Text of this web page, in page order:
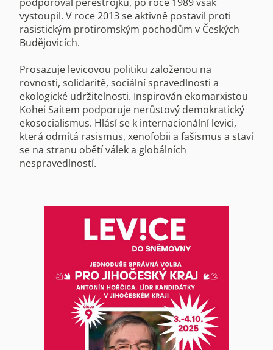
vystoupil. V roce 2013 se aktivně postavil proti
rasistickým protiromským pochodům v Českých
Budějovicích.
Prosazuje levicovou politiku založenou na
rovnosti, solidaritě, sociální spravedlnosti a
ekologické udržitelnosti. Inspirován ekomarxistou
Kohei Saitem podporuje nerůstový demokratický
ekosocialismus. Hlásí se k internacionální levici,
která odmítá rasismus, xenofobii a fašismus a staví
se na stranu obětí válek a globálních
nespravedlností.